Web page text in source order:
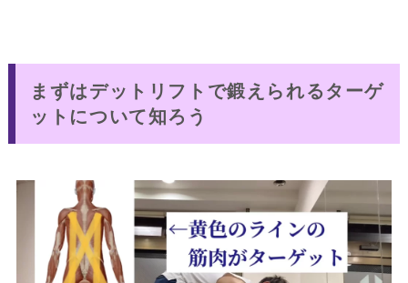
まずはデットリフトで鍛えられるターゲ
ットについて知ろう